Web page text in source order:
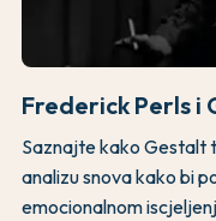
Frederick Perls
Saznajte kako Gestalt
analizu snova kako bi
emocionalnom